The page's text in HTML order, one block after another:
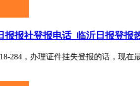
报报社登报电话_临沂日报登报
284，办理证件挂失登报的话，现